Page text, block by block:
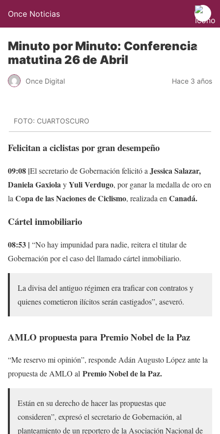
Once Noticias
Minuto por Minuto: Conferencia
matutina 26 de Abril
Once Digital Hace 3 años
FOTO: CUARTOSCURO
Felicitan a ciclistas por gran desempeño
09:08 |El secretario de Gobernación felicitó a Jessica Salazar,
Daniela GaxiolayYuli Verdugo, por ganar la medalla de oro en
la Copa de las Naciones de Ciclismo, realizada en Canadá.
Cártel inmobiliario
08:53 | “No hay impunidad para nadie, reitera el titular de
Gobernación por el caso del llamado cártel inmobiliario.
La divisa del antiguo régimen era traficar con contratos y
quienes cometieron ilícitos serán castigados”, aseveró.
AMLO propuesta para Premio Nobel de la Paz
“Me reservo mi opinión”, responde Adán Augusto López ante la
propuesta de AMLO al Premio Nobel de la Paz.
Están en su derecho de hacer las propuestas que
consideren”, expresó el secretario de Gobernación, al
planteamiento de un reportero de la Asociación Nacional de